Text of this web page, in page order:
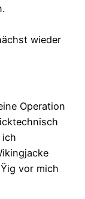
wieder
Operation
ich
vor mich